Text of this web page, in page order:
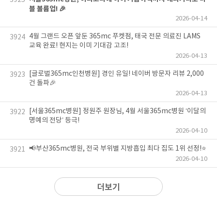
블 볼륨업! 🎉
2026-04-14
3924 4월 그랜드 오픈 앞둔 365mc 푸켓점, 태국 전문 의료진 LAMS
교육 완료! 현지는 이미 기대감 고조!
2026-04-13
3923
[글로벌365mc인천병원] 경인 유일! 네이버 방문자 리뷰 2,000
건 돌파🎉
2026-04-13
3922
[서울365mc병원] 정원주 원장님, 4월 서울365mc병원 ‘이달의
명예의 전당’ 등극!
2026-04-10
3921 📢부산365mc병원, 전국 부위별 지방흡입 최다 집도 1위 선정!⭐
2026-04-10
더보기